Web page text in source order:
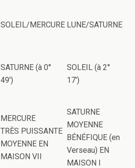
SOLEIL/MERCURE LUNE/SATURNE
SATURNE (à 0°
49′)
SOLEIL (à 2°
17′)
MERCURE
TRÈS PUISSANTE
MOYENNE EN
MAISON VII
SATURNE
MOYENNE
BÉNÉFIQUE (en
Verseau) EN
MAISON I